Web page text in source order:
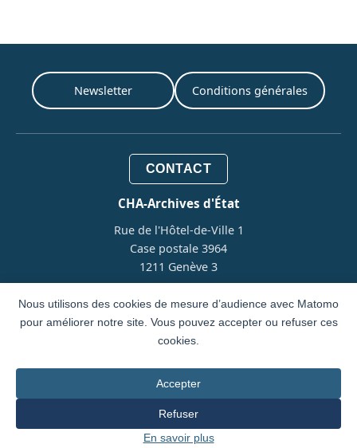
Nous utilisons des cookies de mesure d’audience avec Matomo
pour améliorer notre site. Vous pouvez accepter ou refuser ces
cookies.
Accepter
Refuser
En savoir plus
Newsletter Conditions générales
CONTACT
CHA-Archives d'État
Rue de l'Hôtel-de-Ville 1
Case postale 3964
1211 Genève 3
T. +41 22 327 93 20
archives@etat.ge.ch
Design et Développement par